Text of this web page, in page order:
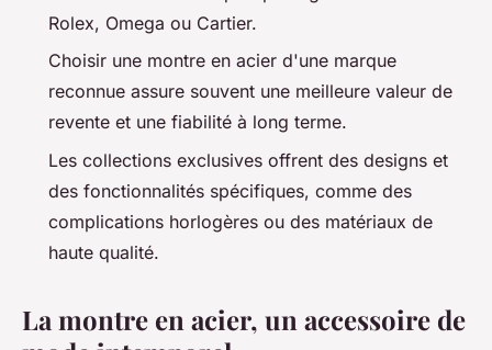
Rolex, Omega ou Cartier.
Choisir une montre en acier d'une marque
reconnue assure souvent une meilleure valeur de
revente et une fiabilité à long terme.
Les collections exclusives offrent des designs et
des fonctionnalités spécifiques, comme des
complications horlogères ou des matériaux de
haute qualité.
La montre en acier, un accessoire de